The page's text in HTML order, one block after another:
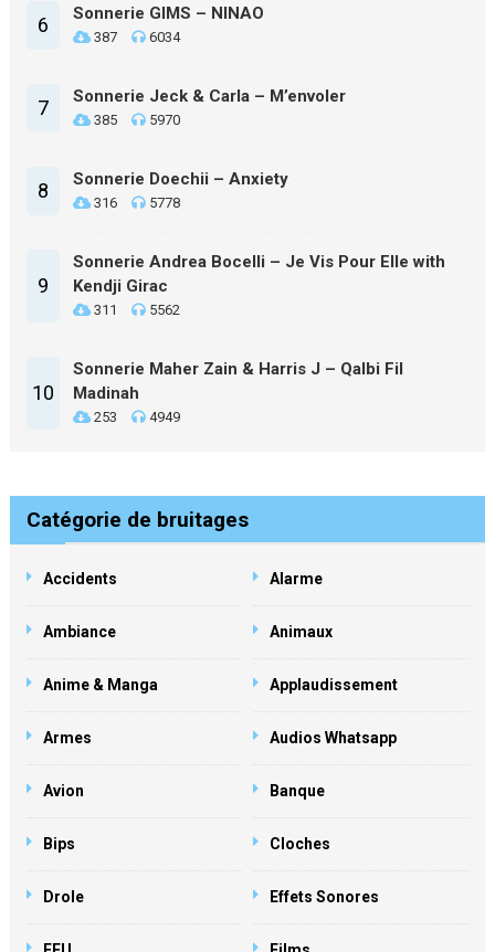
6 Sonnerie GIMS – NINAO
387 6034
7 Sonnerie Jeck & Carla – M’envoler
385 5970
8 Sonnerie Doechii – Anxiety
316 5778
9
Sonnerie Andrea Bocelli – Je Vis Pour Elle with
Kendji Girac
311 5562
10
Sonnerie Maher Zain & Harris J – Qalbi Fil
Madinah
253 4949
Catégorie de bruitages
Accidents Alarme
Ambiance Animaux
Anime & Manga Applaudissement
Armes Audios Whatsapp
Avion Banque
Bips Cloches
Drole Effets Sonores